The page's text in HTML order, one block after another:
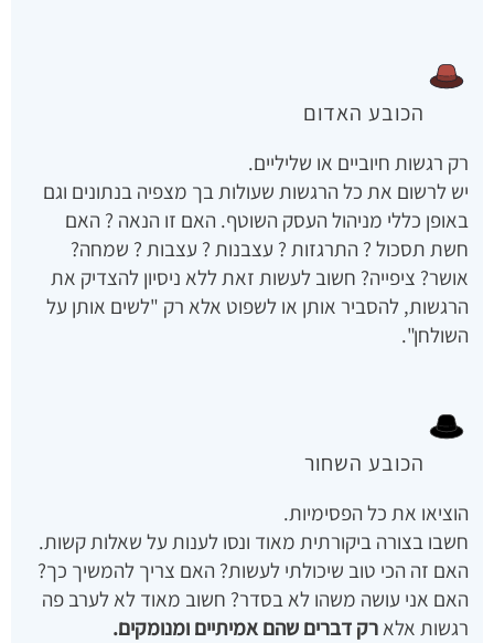
הכובע האדום
רק רגשות חיוביים או שליליים.
יש לרשום את כל הרגשות שעולות בך מצפיה בנתונים וגם
באופן כללי מניהול העסק השוטף. האם זו הנאה ? האם
חשת תסכול ? התרגזות ? עצבנות ? עצבות ? שמחה?
אושר? ציפייה? חשוב לעשות זאת ללא ניסיון להצדיק את
הרגשות, להסביר אותן או לשפוט אלא רק "לשים אותן על
השולחן".
הכובע השחור
הוציאו את כל הפסימיות.
חשבו בצורה ביקורתית מאוד ונסו לענות על שאלות קשות.
האם זה הכי טוב שיכולתי לעשות? האם צריך להמשיך כך?
האם אני עושה משהו לא בסדר? חשוב מאוד לא לערב פה
רגשות אלארק דברים שהם אמיתיים ומנומקים.